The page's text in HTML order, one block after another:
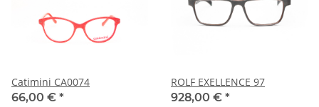
Catimini CA0074
66,00 € *
ROLF EXELLENCE 97
928,00 € *